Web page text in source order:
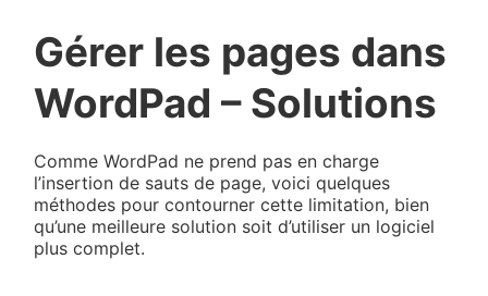
Gérer les pages dans
WordPad – Solutions
Comme WordPad ne prend pas en charge
l’insertion de sauts de page, voici quelques
méthodes pour contourner cette limitation, bien
qu’une meilleure solution soit d’utiliser un logiciel
plus complet.